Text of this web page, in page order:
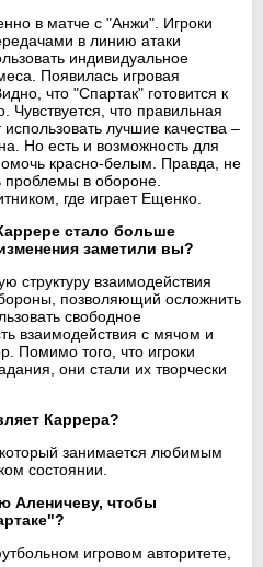
в матче с "Анжи". Игроки
в линию атаки
индивидуальное
Появилась игровая
что "Спартак" готовится к
Чувствуется, что правильная
лучшие качества –
Но есть и возможность для
красно-белым. Правда, не
проблемы в обороне.
где играет Ещенко.
стало больше
заметили вы?
структуру взаимодействия
позволяющий осложнить
свободное
взаимодействия с мячом и
Помимо того, что игроки
они стали их творчески
Каррера?
занимается любимым
состоянии.
Аленичеву, чтобы
игровом авторитете,